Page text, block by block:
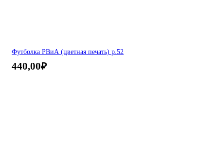
Футболка РВиА (цветная печать) р.52
440,00₽